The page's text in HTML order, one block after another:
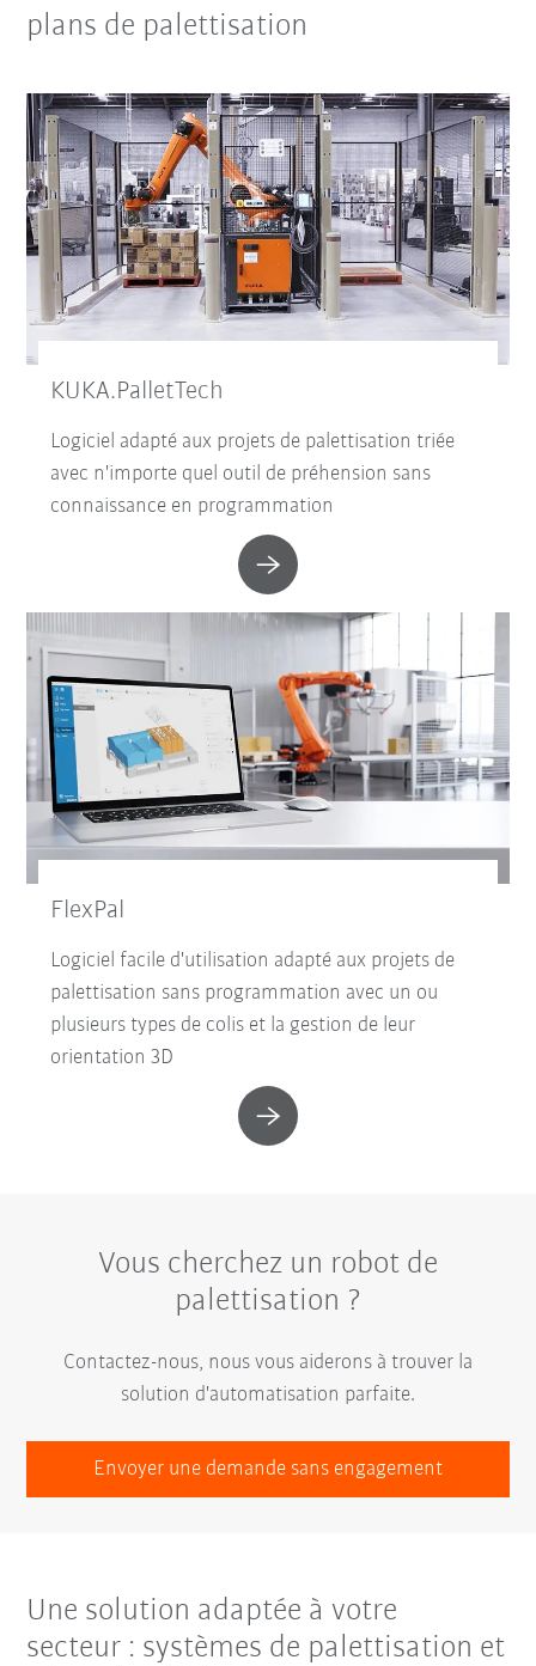
plans de palettisation
KUKA.PalletTech
Logiciel adapté aux projets de palettisation triée
avec n'importe quel outil de préhension sans
connaissance en programmation
FlexPal
Logiciel facile d'utilisation adapté aux projets de
palettisation sans programmation avec un ou
plusieurs types de colis et la gestion de leur
orientation 3D
Vous cherchez un robot de
palettisation ?
Contactez-nous, nous vous aiderons à trouver la
solution d'automatisation parfaite.
Envoyer une demande sans engagement
Une solution adaptée à votre
secteur : systèmes de palettisation et